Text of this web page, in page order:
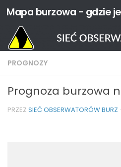
Przejdź do treści
PROGNOZY
Prognoza burzowa
PRZEZ SIEĆ OBSERWATORÓW BURZ ·